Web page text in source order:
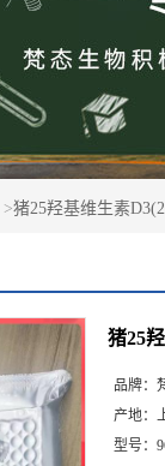
>猪25羟基维生素
猪25
品牌：
产地：
型号：